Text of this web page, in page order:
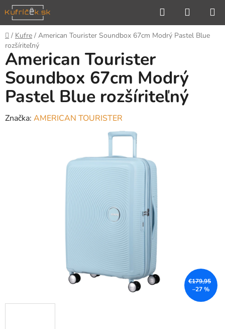
Prejsť
na
obsah
Hľadať
KOŠÍK
Domov
/ Kufre / American Tourister Soundbox 67cm Modrý Pastel Blue
rozšíriteľný
American Tourister
Soundbox 67cm Modrý
Pastel Blue rozšíriteľný
Značka: AMERICAN TOURISTER
€179,95
–27 %